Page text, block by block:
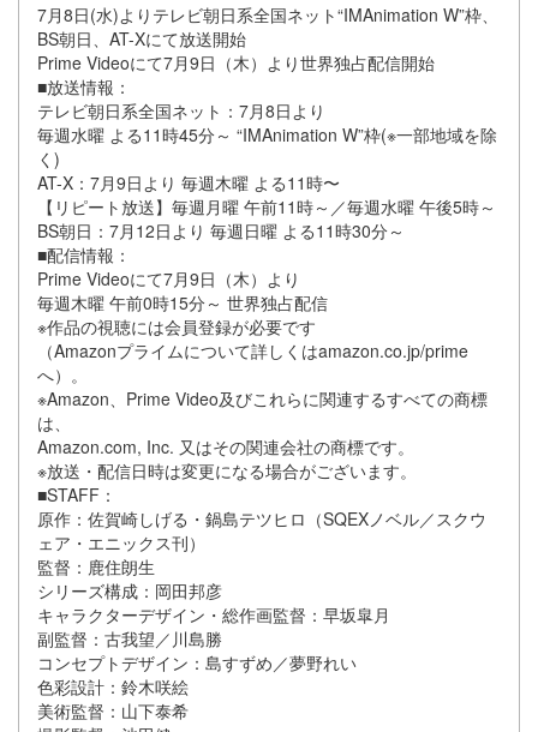
7月8日(水)よりテレビ朝日系全国ネット“IMAnimation W”枠、
BS朝日、AT-Xにて放送開始
Prime Videoにて7月9日（木）より世界独占配信開始
■放送情報：
テレビ朝日系全国ネット：7月8日より
毎週水曜 よる11時45分～ “IMAnimation W”枠(※一部地域を除
く)
AT-X：7月9日より 毎週木曜 よる11時〜
【リピート放送】毎週月曜 午前11時～／毎週水曜 午後5時～
BS朝日：7月12日より 毎週日曜 よる11時30分～
■配信情報：
Prime Videoにて7月9日（木）より
毎週木曜 午前0時15分～ 世界独占配信
※作品の視聴には会員登録が必要です
（Amazonプライムについて詳しくはamazon.co.jp/prime
へ）。
※Amazon、Prime Video及びこれらに関連するすべての商標
は、
Amazon.com, Inc. 又はその関連会社の商標です。
※放送・配信日時は変更になる場合がございます。
■STAFF：
原作：佐賀崎しげる・鍋島テツヒロ（SQEXノベル／スクウ
ェア・エニックス刊）
監督：鹿住朗生
シリーズ構成：岡田邦彦
キャラクターデザイン・総作画監督：早坂皐月
副監督：古我望／川島勝
コンセプトデザイン：島すずめ／夢野れい
色彩設計：鈴木咲絵
美術監督：山下泰希